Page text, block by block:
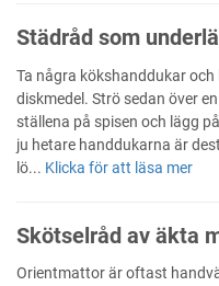
Städråd som
Ta några kökshanddukar
diskmedel. Strö sedan över
ställena på spisen och lägg
ju hetare handdukarna är
lö... Klicka för att läsa mer
Skötselråd av äkta
Orientmattor är oftast